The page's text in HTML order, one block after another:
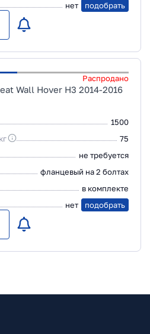
нет подобрать
Распродано
Wall Hover H3 2014-2016
1500
75
не требуется
фланцевый на 2 болтах
в комплекте
нет подобрать